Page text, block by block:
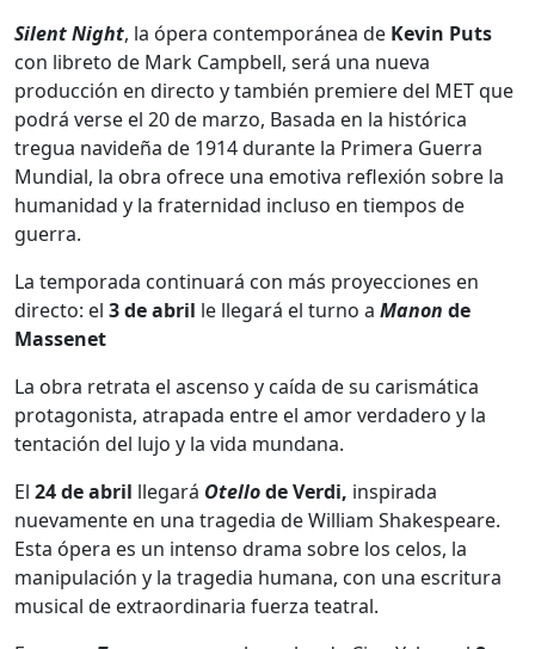
Silent Night, la ópera contemporánea de Kevin Puts
con libreto de Mark Campbell, será una nueva
producción en directo y también premiere del MET que
podrá verse el 20 de marzo, Basada en la histórica
tregua navideña de 1914 durante la Primera Guerra
Mundial, la obra ofrece una emotiva reflexión sobre la
humanidad y la fraternidad incluso en tiempos de
guerra.
La temporada continuará con más proyecciones en
directo: el 3 de abril le llegará el turno a Manon de
Massenet
La obra retrata el ascenso y caída de su carismática
protagonista, atrapada entre el amor verdadero y la
tentación del lujo y la vida mundana.
El 24 de abril llegará Otellode Verdi, inspirada
nuevamente en una tragedia de William Shakespeare.
Esta ópera es un intenso drama sobre los celos, la
manipulación y la tragedia humana, con una escritura
musical de extraordinaria fuerza teatral.